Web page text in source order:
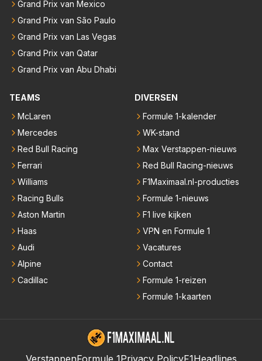
Grand Prix van Mexico
Grand Prix van São Paulo
Grand Prix van Las Vegas
Grand Prix van Qatar
Grand Prix van Abu Dhabi
TEAMS
McLaren
Mercedes
Red Bull Racing
Ferrari
Williams
Racing Bulls
Aston Martin
Haas
Audi
Alpine
Cadillac
DIVERSEN
Formule 1-kalender
WK-stand
Max Verstappen-nieuws
Red Bull Racing-nieuws
F1Maximaal.nl-producties
Formule 1-nieuws
F1 live kijken
VPN en Formule 1
Vacatures
Contact
Formule 1-reizen
Formule 1-kaarten
VerstappenFormule 1Privacy PolicyF1Headlines